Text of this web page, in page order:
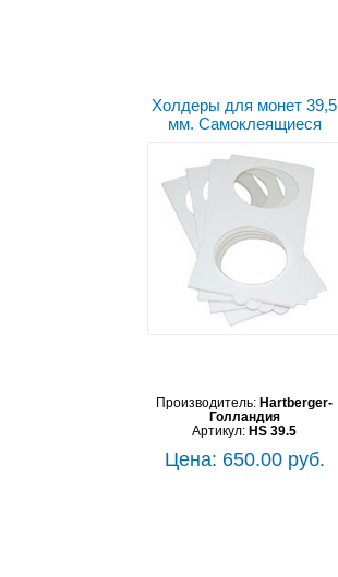
Холдеры для монет 39,5
мм. Самоклеящиеся
Производитель: Hartberger-
Голландия
Артикул: HS 39.5
Цена: 650.00 руб.